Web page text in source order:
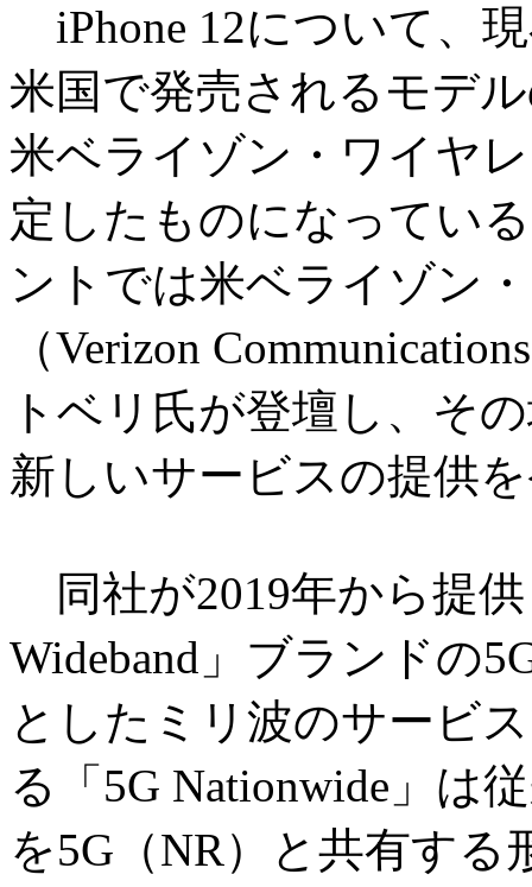
iPhone 12について、
米国で発売されるモデ
米ベライゾン・ワイヤ
定したものになってい
ントでは米ベライゾン
（Verizon
トベリ氏が登壇し、そ
新しいサービスの提供
同社が2019年から提
Wideband」ブランドの
としたミリ波のサービ
る「5G Nationwide」は
を5G（NR）と共有する